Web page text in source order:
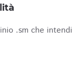
.sm che intendi